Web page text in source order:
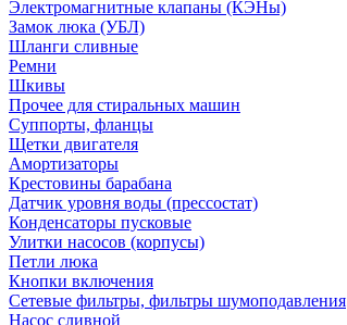
Электромагнитные клапаны (КЭНы)
Замок люка (УБЛ)
Шланги сливные
Ремни
Шкивы
Прочее для стиральных машин
Суппорты, фланцы
Щетки двигателя
Амортизаторы
Крестовины барабана
Датчик уровня воды (прессостат)
Конденсаторы пусковые
Улитки насосов (корпусы)
Петли люка
Кнопки включения
Сетевые фильтры, фильтры шумоподавления
Насос сливной